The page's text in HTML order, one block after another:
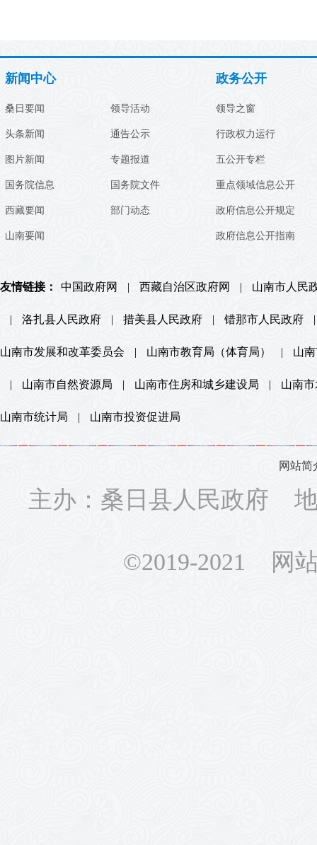
新闻中心
桑日要闻
头条新闻
图片新闻
国务院信息
西藏要闻
山南要闻
领导活动
通告公示
专题报道
国务院文件
部门动态
政务公开
领导之窗
行政权力运行
五公开专栏
重点领域信息公开
政府信息公开规定
政府信息公开指南
友情链接： 中国政府网 | 西藏自治区政府网 | 山南市人民
| 洛扎县人民政府 | 措美县人民政府 | 错那市人民政府 |
山南市发展和改革委员会 | 山南市教育局（体育局） | 山
| 山南市自然资源局 | 山南市住房和城乡建设局 | 山南
山南市统计局 | 山南市投资促进局
网站简
主办：桑日县人民政府
©2019-2021 网